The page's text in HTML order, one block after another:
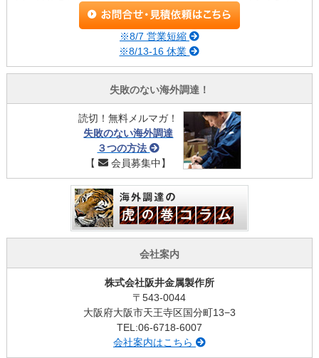
※8/7 営業短縮
※8/13-16 休業
失敗のない海外調達！
読切！無料メルマガ！
失敗のない海外調達
３つの方法
【
会員募集中】
会社案内
株式会社阪井金属製作所
〒543-0044
大阪府大阪市天王寺区国分町13−3
TEL:06-6718-6007
会社案内はこちら